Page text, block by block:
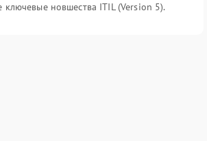
ключевые новшества ITIL (Version 5).